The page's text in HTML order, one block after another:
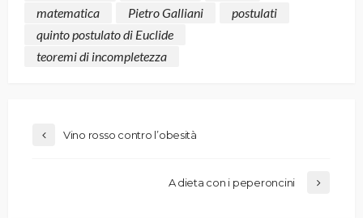
matematica
Pietro Galliani
postulati
quinto postulato di Euclide
teoremi di incompletezza
Vino rosso contro l’obesità
A dieta con i peperoncini